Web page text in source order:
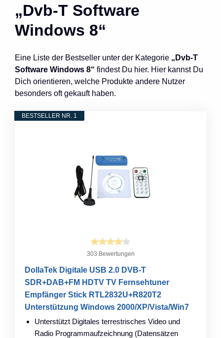
„Dvb-T Software
Windows 8“
Eine Liste der Bestseller unter der Kategorie „Dvb-T
Software Windows 8“ findest Du hier. Hier kannst Du
Dich orientieren, welche Produkte andere Nutzer
besonders oft gekauft haben.
BESTSELLER NR. 1
303 Bewertungen
DollaTek Digitale USB 2.0 DVB-T
SDR+DAB+FM HDTV TV Fernsehtuner
Empfänger Stick RTL2832U+R820T2
Unterstützung Windows 2000/XP/Vista/Win7
Unterstützt Digitales terrestrisches Video und
Radio Programmaufzeichnung (Datensätzen